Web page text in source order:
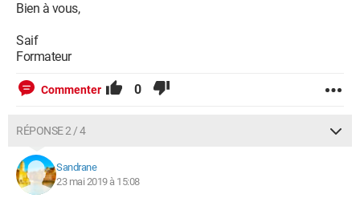
Bien à vous,
Saif
Formateur
Commenter 0
RÉPONSE 2 / 4
Sandrane
23 mai 2019 à 15:08